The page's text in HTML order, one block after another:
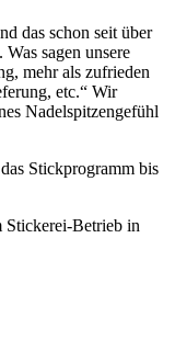
das schon seit über
sagen unsere
mehr als zufrieden
etc.“ Wir
Nadelspitzengefühl
Stickprogramm bis
Stickerei-Betrieb in